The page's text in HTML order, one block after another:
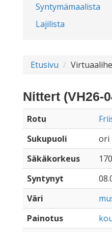
Syntymämaalista
Lajilista
Etusivu
Nittert (VH26-
Rotu
Sukupuoli
ori
Säkäkorkeus
Syntynyt
Väri
Painotus